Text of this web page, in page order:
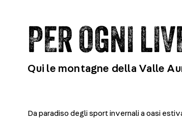
PER OGNI
Qui le montagne della Valle
Da paradiso degli sport invernali a oasi